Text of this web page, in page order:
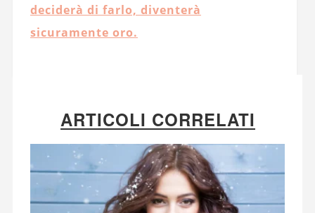
deciderà di farlo, diventerà
sicuramente oro.
ARTICOLI CORRELATI